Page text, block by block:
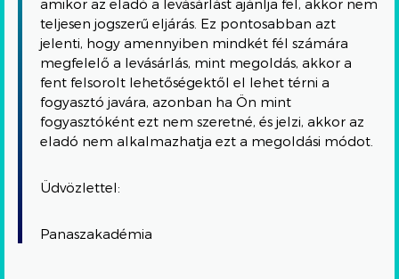
amikor az eladó a levásárlást ajánlja fel, akkor nem
teljesen jogszerű eljárás. Ez pontosabban azt
jelenti, hogy amennyiben mindkét fél számára
megfelelő a levásárlás, mint megoldás, akkor a
fent felsorolt lehetőségektől el lehet térni a
fogyasztó javára, azonban ha Ön mint
fogyasztóként ezt nem szeretné, és jelzi, akkor az
eladó nem alkalmazhatja ezt a megoldási módot.
Üdvözlettel:
Panaszakadémia